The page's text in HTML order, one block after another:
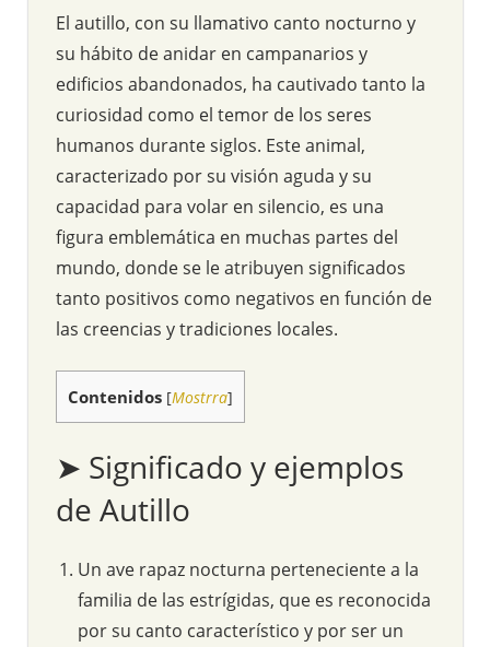
El autillo, con su llamativo canto nocturno y
su hábito de anidar en campanarios y
edificios abandonados, ha cautivado tanto la
curiosidad como el temor de los seres
humanos durante siglos. Este animal,
caracterizado por su visión aguda y su
capacidad para volar en silencio, es una
figura emblemática en muchas partes del
mundo, donde se le atribuyen significados
tanto positivos como negativos en función de
las creencias y tradiciones locales.
Contenidos [Mostrra]
➤ Significado y ejemplos
de Autillo
Un ave rapaz nocturna perteneciente a la
familia de las estrígidas, que es reconocida
por su canto característico y por ser un